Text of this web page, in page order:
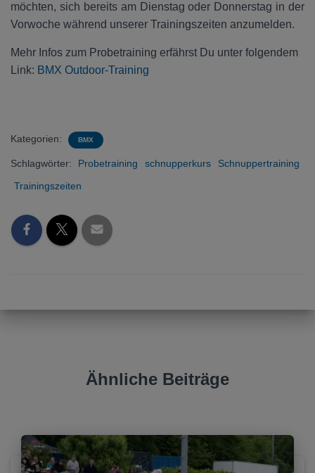
möchten, sich bereits am Dienstag oder Donnerstag in der
Vorwoche während unserer Trainingszeiten anzumelden.
Mehr Infos zum Probetraining erfährst Du unter folgendem
Link: BMX Outdoor-Training
Kategorien: BMX
Schlagwörter: Probetraining schnupperkurs
Schnuppertraining
Trainingszeiten
Ähnliche Beiträge